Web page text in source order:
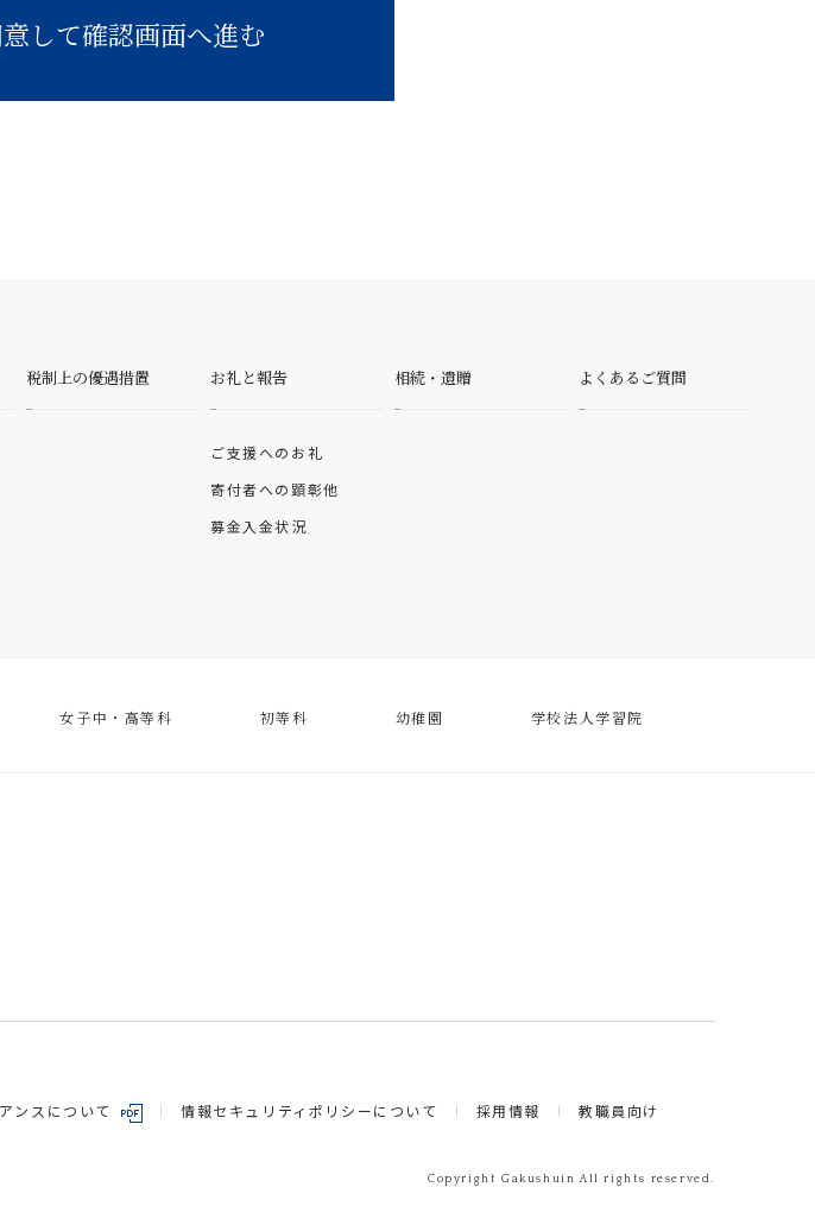
税制上の優遇措置 お礼と報告
ご支援へのお礼
寄付者への顕彰他
募金入金状況
相続・遺贈 よくあるご質問
女子中・高等科 初等科 幼稚園 学校法人学習院
ンスについて 情報セキュリティポリシーについて 採用情報 教職員向け
Copyright Gakushuin All rights reserved.